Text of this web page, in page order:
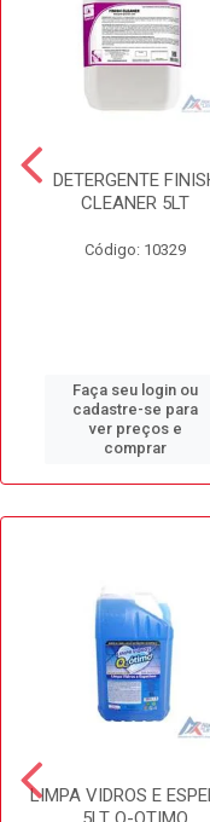
DETERGENTE
CLEANER 5LT
Código: 10329
Faça seu login ou
cadastre-se para
ver preços e
comprar
LIMPA VIDROS E